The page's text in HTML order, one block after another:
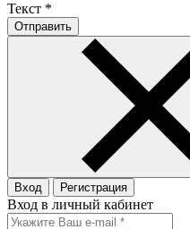
Текст *
Отправить
Вход Регистрация
Вход в личный кабинет